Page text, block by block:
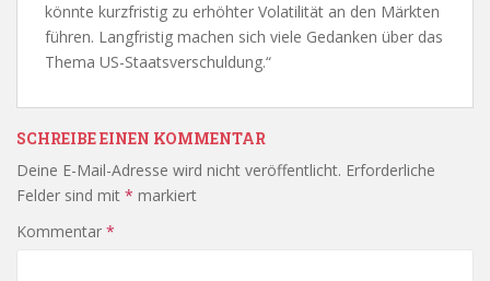
könnte kurzfristig zu erhöhter Volatilität an den Märkten
führen. Langfristig machen sich viele Gedanken über das
Thema US-Staatsverschuldung.“
SCHREIBE EINEN KOMMENTAR
Deine E-Mail-Adresse wird nicht veröffentlicht. Erforderliche
Felder sind mit * markiert
Kommentar *